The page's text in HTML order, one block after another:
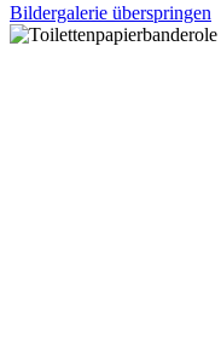
Bildergalerie überspringen